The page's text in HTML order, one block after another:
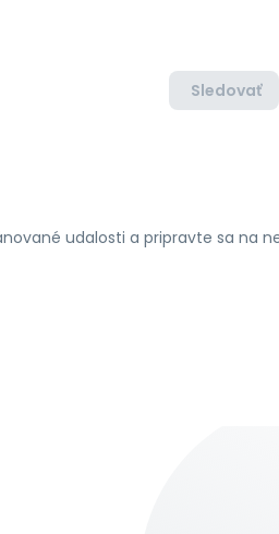
Sledovať
udalosti a pripravte sa na